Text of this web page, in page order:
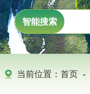
智能搜索
当前位置： 首页 -